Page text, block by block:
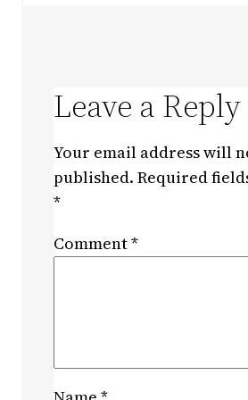
Leave a Reply
Your email address will
published. Required
*
Comment*